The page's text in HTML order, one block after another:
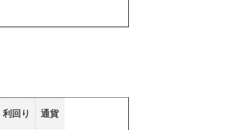
利回り 通貨